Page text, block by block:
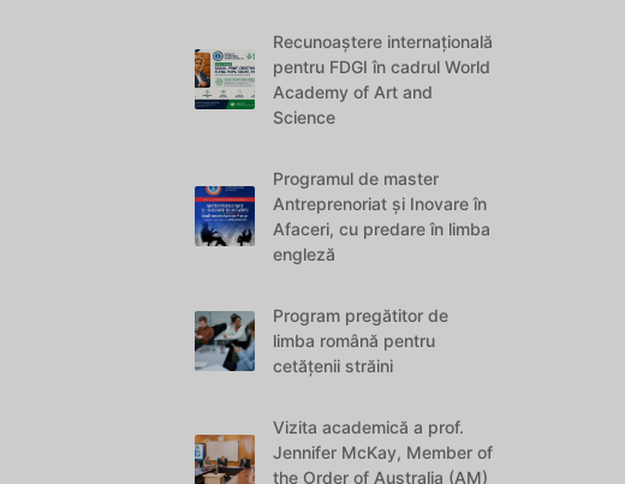
Recunoaștere internațională
pentru FDGI în cadrul World
Academy of Art and
Science
Programul de master
Antreprenoriat și Inovare în
Afaceri, cu predare în limba
engleză
Program pregătitor de
limba română pentru
cetățenii străini
Vizita academică a prof.
Jennifer McKay, Member of
the Order of Australia (AM)